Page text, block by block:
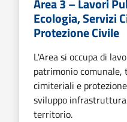
Ecologia, Servizi
Protezione Civile
L'Area si occupa di
patrimonio comunale,
cimiteriali e
sviluppo
territorio.